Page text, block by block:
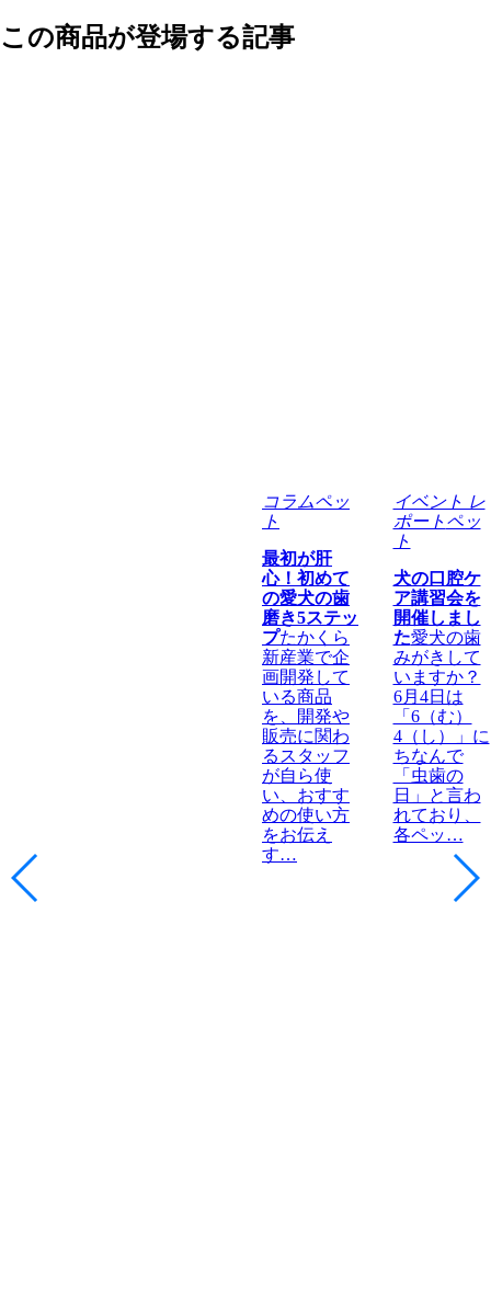
この商品が登場する記事
コラムペッ
ト
最初が肝
心！初めて
の愛犬の歯
磨き5ステッ
プたかくら
新産業で企
画開発して
いる商品
を、開発や
販売に関わ
るスタッフ
が自ら使
い、おすす
めの使い方
をお伝え
す…
イベント レ
ポート ペッ
ト
犬の口腔ケ
ア講習会を
開催しまし
た愛犬の歯
みがきして
いますか？
6月4日は
「6（む）
4（し）」に
ちなんで
「虫歯の
日」と言わ
れており、
各ペッ…